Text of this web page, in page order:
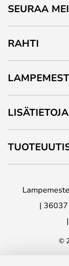
SEURAA
RAHTI
LISÄTIETOJA
©